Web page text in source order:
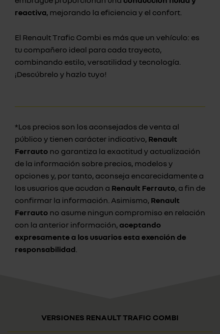
reactiva, mejorando la eficiencia y el confort.
El Renault Trafic Combi es más que un vehículo: es
tu compañero ideal para cada trayecto,
combinando estilo, versatilidad y tecnología.
¡Descúbrelo y hazlo tuyo!
*Los precios son los aconsejados de venta al
público y tienen carácter indicativo, Renault
Ferrauto no garantiza la exactitud y actualización
de la información sobre precios, modelos y
opciones y, por tanto, aconseja encarecidamente a
los usuarios que acudan a Renault Ferrauto, a fin de
confirmar la información. Asimismo, Renault
Ferrauto no asume ningun compromiso en relación
con la anterior información, aceptando
expresamente a los usuarios esta exención de
responsabilidad.
VERSIONES RENAULT TRAFIC COMBI